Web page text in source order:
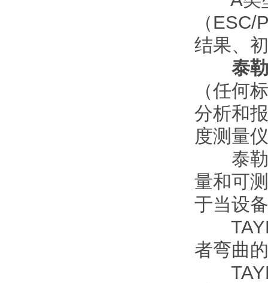
（
结果、
泰
（任何
分析和
度测量
泰勒
量和可
于当设
者弯曲